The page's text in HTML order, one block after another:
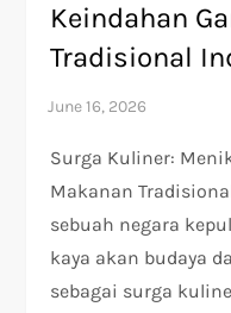
Keindahan
Tradisional
Surga Kuliner:
Makanan
sebuah negara
kaya akan budaya
sebagai surga